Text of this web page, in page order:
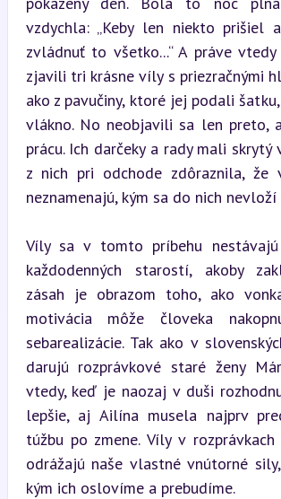
vzdychla: „Keby len niekto prišiel
zvládnuť to všetko...“ A práve
zjavili tri krásne víly s priezračnými
ako z pavučiny, ktoré jej podali
vlákno. No neobjavili sa len preto,
prácu. Ich darčeky a rady mali skrytý
z nich pri odchode zdôraznila, že
neznamenajú, kým sa do nich
Víly sa v tomto príbehu
každodenných starostí, akoby
zásah je obrazom toho, ako
motivácia môže človeka
sebarealizácie. Tak ako v
darujú rozprávkové staré ženy
vtedy, keď je naozaj v duši
lepšie, aj Ailína musela najprv
túžbu po zmene. Víly v
odrážajú naše vlastné vnútorné
kým ich oslovíme a prebudíme.